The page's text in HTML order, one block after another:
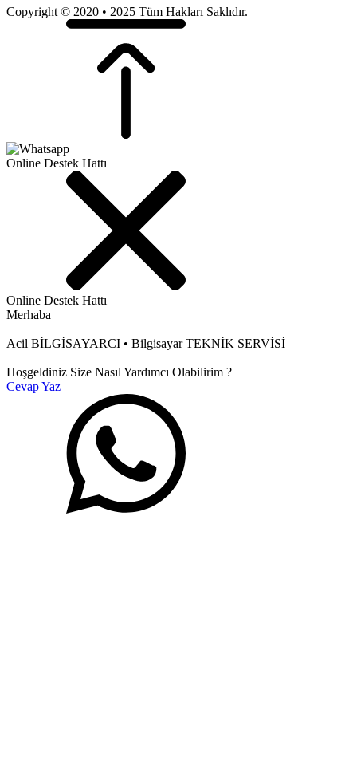
Copyright © 2020 • 2025 Tüm Hakları Saklıdır.
Online Destek Hattı
Online Destek Hattı
Merhaba
Acil BİLGİSAYARCI • Bilgisayar TEKNİK SERVİSİ
Hoşgeldiniz Size Nasıl Yardımcı Olabilirim ?
Cevap Yaz